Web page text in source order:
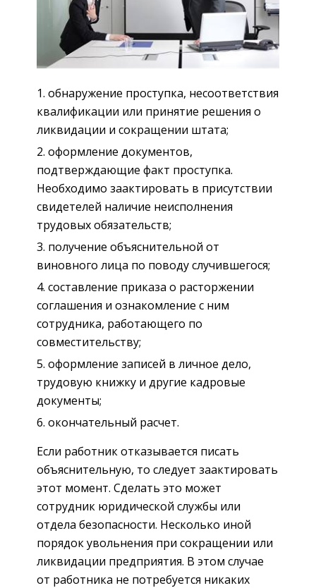
обнаружение проступка, несоответствия
квалификации или принятие решения о
ликвидации и сокращении штата;
оформление документов,
подтверждающие факт проступка.
Необходимо заактировать в присутствии
свидетелей наличие неисполнения
трудовых обязательств;
получение объяснительной от
виновного лица по поводу случившегося;
составление приказа о расторжении
соглашения и ознакомление с ним
сотрудника, работающего по
совместительству;
оформление записей в личное дело,
трудовую книжку и другие кадровые
документы;
окончательный расчет.
Если работник отказывается писать
объяснительную, то следует заактировать
этот момент. Сделать это может
сотрудник юридической службы или
отдела безопасности. Несколько иной
порядок увольнения при сокращении или
ликвидации предприятия. В этом случае
от работника не потребуется никаких